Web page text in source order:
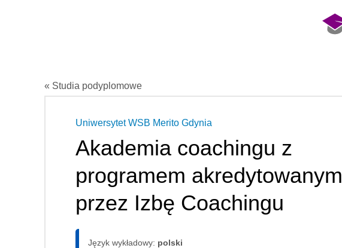
« Studia podyplomowe
Uniwersytet WSB Merito Gdynia
Akademia coachingu z
programem akredytowanym
przez Izbę Coachingu
Język wykładowy: polski